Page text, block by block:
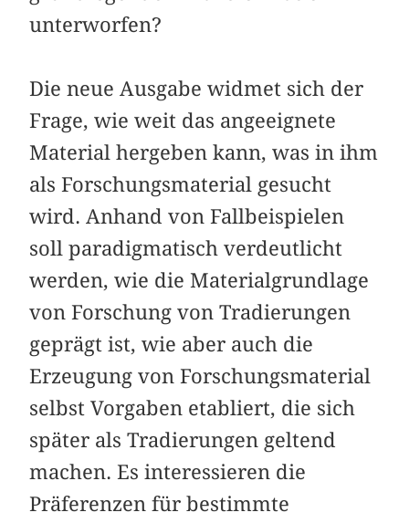
unterworfen?
Die neue Ausgabe widmet sich der
Frage, wie weit das angeeignete
Material hergeben kann, was in ihm
als Forschungsmaterial gesucht
wird. Anhand von Fallbeispielen
soll paradigmatisch verdeutlicht
werden, wie die Materialgrundlage
von Forschung von Tradierungen
geprägt ist, wie aber auch die
Erzeugung von Forschungsmaterial
selbst Vorgaben etabliert, die sich
später als Tradierungen geltend
machen. Es interessieren die
Präferenzen für bestimmte